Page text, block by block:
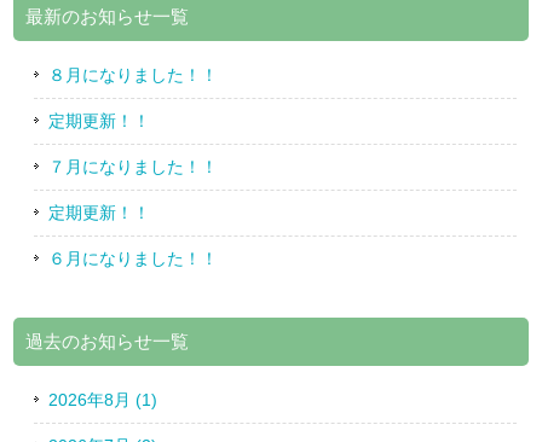
最新のお知らせ一覧
８月になりました！！
定期更新！！
７月になりました！！
定期更新！！
６月になりました！！
過去のお知らせ一覧
2026年8月 (1)